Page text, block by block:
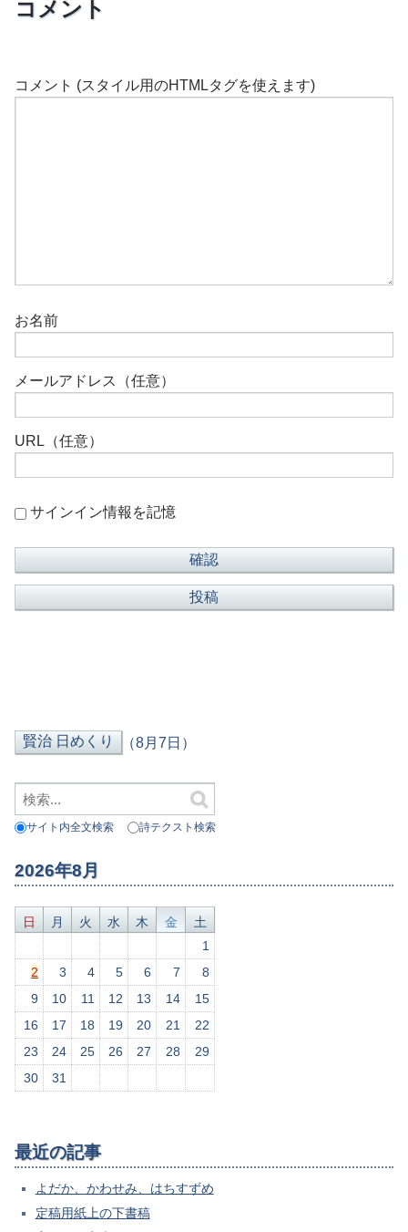
コメント
コメント (スタイル用のHTMLタグを使えます)
お名前
メールアドレス（任意）
URL（任意）
サインイン情報を記憶
（8月7日）
サイト内全文検索 詩テクスト検索
2026年8月
日 月 火 水 木 金
土
1
2
3 4 5 6 7
8
9
10 11 12 13 14
15
16
17 18 19 20 21
22
23
24 25 26 27 28
29
30
31
最近の記事
よだか、かわせみ、はちすずめ
定稿用紙上の下書稿